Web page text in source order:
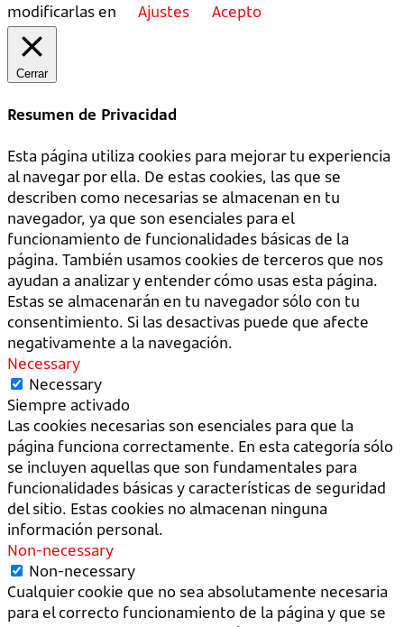
modificarlas en
Ajustes Acepto
Cerrar
Resumen de Privacidad
Esta página utiliza cookies para mejorar tu experiencia
al navegar por ella. De estas cookies, las que se
describen como necesarias se almacenan en tu
navegador, ya que son esenciales para el
funcionamiento de funcionalidades básicas de la
página. También usamos cookies de terceros que nos
ayudan a analizar y entender cómo usas esta página.
Estas se almacenarán en tu navegador sólo con tu
consentimiento. Si las desactivas puede que afecte
negativamente a la navegación.
Necessary
Necessary
Siempre activado
Las cookies necesarias son esenciales para que la
página funciona correctamente. En esta categoría sólo
se incluyen aquellas que son fundamentales para
funcionalidades básicas y características de seguridad
del sitio. Estas cookies no almacenan ninguna
información personal.
Non-necessary
Non-necessary
Cualquier cookie que no sea absolutamente necesaria
para el correcto funcionamiento de la página y que se